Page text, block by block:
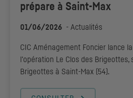
prépare à Saint-Max
01/06/2026 - Actualités
CIC Aménagement Foncier lance
l'opération Le Clos des Brigeottes,
Brigeottes à Saint-Max (54).